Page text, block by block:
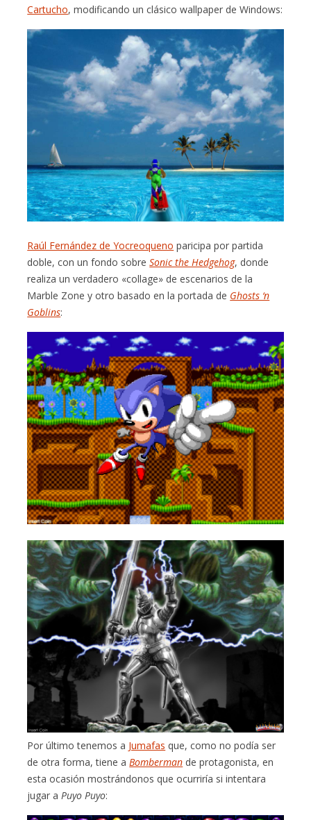
Cartucho, modificando un clásico wallpaper de Windows:
Raúl Fernández de Yocreoqueno paricipa por partida
doble, con un fondo sobreSonic the Hedgehog, donde
realiza un verdadero «collage» de escenarios de la
Marble Zone y otro basado en la portada de Ghosts ‘n
Goblins:
Por último tenemos a Jumafas que, como no podía ser
de otra forma, tiene aBomberman de protagonista, en
esta ocasión mostrándonos que ocurriría si intentara
jugar aPuyo Puyo: